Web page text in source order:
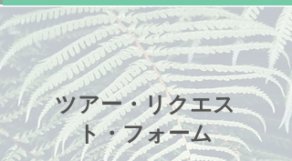
ツアー・リクエス
ト・フォーム